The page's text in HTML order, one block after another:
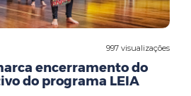
997 visualizações
encerramento do
do programa LEIA